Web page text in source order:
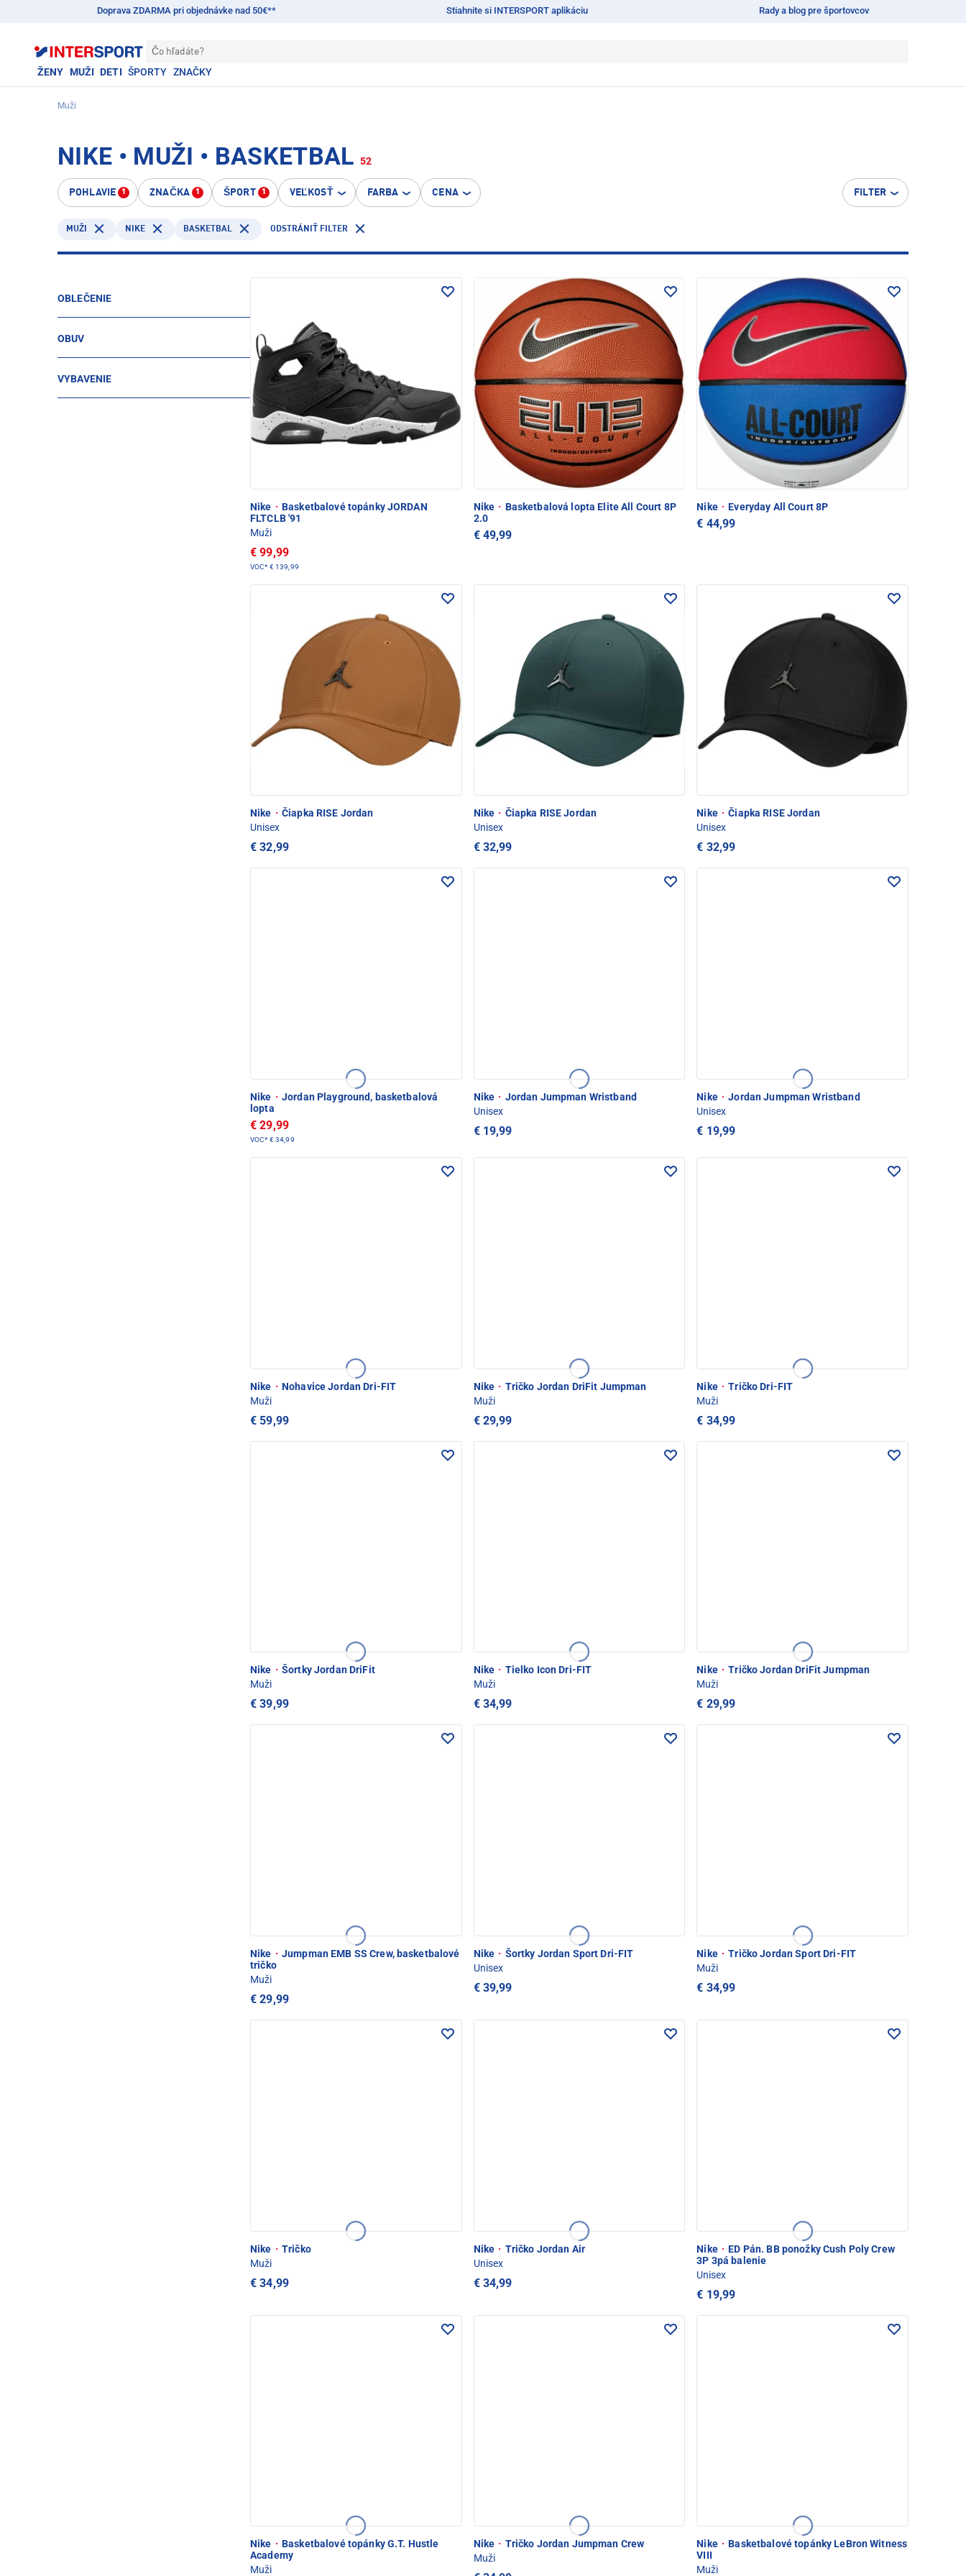
Doprava ZDARMA pri objednávke nad 50€** Stiahnite si INTERSPORT aplikáciu Rady a blog pre športovcov
Čo hľadáte?
ŽENY MUŽI DETI ŠPORTY ZNAČKY
Muži
NIKE • MUŽI • BASKETBAL 52
POHLAVIE 1 ZNAČKA 1 ŠPORT 1 VEĽKOSŤ FARBA CENA FILTER
MUŽI NIKE BASKETBAL ODSTRÁNIŤ FILTER
OBLEČENIE
OBUV
VYBAVENIE
Nike · Basketbalové topánky JORDAN
FLTCLB '91
Muži
€ 99,99
VOC* € 139,99
Nike · Basketbalová lopta Elite All Court 8P
2.0
€ 49,99
Nike · Everyday All Court 8P
€ 44,99
Nike · Čiapka RISE Jordan
Unisex
€ 32,99
Nike · Čiapka RISE Jordan
Unisex
€ 32,99
Nike · Čiapka RISE Jordan
Unisex
€ 32,99
Nike · Jordan Playground, basketbalová
lopta
€ 29,99
VOC* € 34,99
Nike · Jordan Jumpman Wristband
Unisex
€ 19,99
Nike · Jordan Jumpman Wristband
Unisex
€ 19,99
Nike · Nohavice Jordan Dri-FIT
Muži
€ 59,99
Nike · Tričko Jordan DriFit Jumpman
Muži
€ 29,99
Nike · Tričko Dri-FIT
Muži
€ 34,99
Nike · Šortky Jordan DriFit
Muži
€ 39,99
Nike · Tielko Icon Dri-FIT
Muži
€ 34,99
Nike · Tričko Jordan DriFit Jumpman
Muži
€ 29,99
Nike · Jumpman EMB SS Crew, basketbalové
tričko
Muži
€ 29,99
Nike · Šortky Jordan Sport Dri-FIT
Unisex
€ 39,99
Nike · Tričko Jordan Sport Dri-FIT
Muži
€ 34,99
Nike · Tričko
Muži
€ 34,99
Nike · Tričko Jordan Air
Unisex
€ 34,99
Nike · ED Pán. BB ponožky Cush Poly Crew
3P 3pá balenie
Unisex
€ 19,99
Nike · Basketbalové topánky G.T. Hustle
Academy
Muži
Nike · Tričko Jordan Jumpman Crew
Muži
Nike · Basketbalové topánky LeBron Witness
VIII
Muži